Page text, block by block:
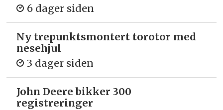
6 dager siden
Ny trepunkts­montert torotor med
nesehjul
3 dager siden
John Deere bikker 300
registreringer